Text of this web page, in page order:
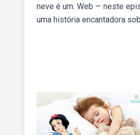
neve é um. Web — neste
uma história encantadora